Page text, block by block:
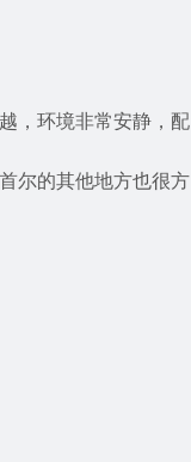
，环境非常安静，配
尔的其他地方也很方